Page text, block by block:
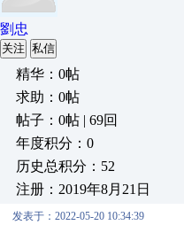
劉忠
关注 私信
精华：0帖
求助：0帖
帖子：0帖 | 69回
年度积分：0
历史总积分：52
注册：2019年8月21日
发表于：2022-05-20 10:34:39